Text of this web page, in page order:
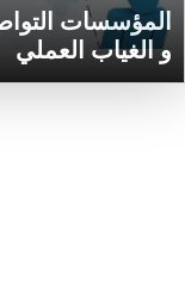
المؤسسات
و الغياب العملي